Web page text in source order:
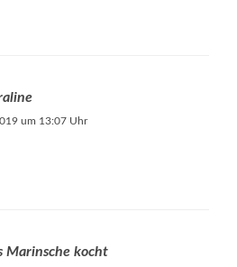
um 13:07 Uhr
Marinsche kocht